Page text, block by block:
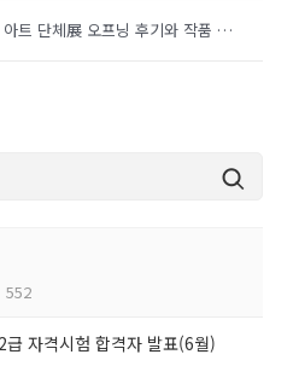
<따능스쿨> 3번째 AI 아트 단체展 오프닝 후기와 작품 판매 소식
552
자격시험 합격자 발표(6월)